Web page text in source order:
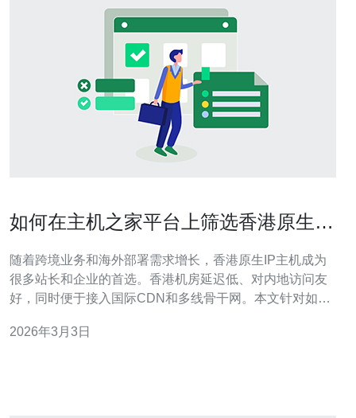
如何在主机之家平台上筛选香港原生ip
随着跨境业务和海外部署需求增长，香港原生IP主机成为
很多站长和企业的首选。香港机房延迟低、对内地访问友
好，同时便于接入国际CDN和多线骨干网。本文针对如何
南，便于快速比对与购买。 第一步，确认IP类型。筛选时
2026年3月3日